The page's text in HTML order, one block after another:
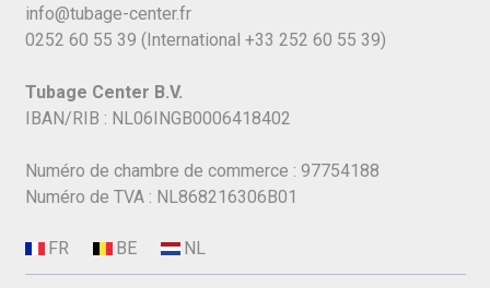
info@tubage-center.fr
0252 60 55 39 (International +33 252 60 55 39)
Tubage Center B.V.
IBAN/RIB : NL06INGB0006418402
Numéro de chambre de commerce : 97754188
Numéro de TVA : NL868216306B01